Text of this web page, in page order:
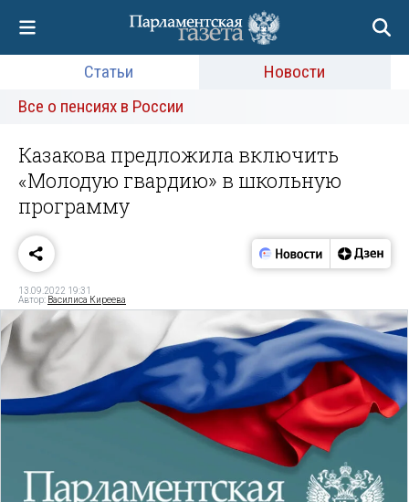
Статьи
Новости
Все о пенсиях в России
Казакова предложила включить
«Молодую гвардию» в школьную
программу
13.09.2022 19:31
Автор: Василиса Киреева